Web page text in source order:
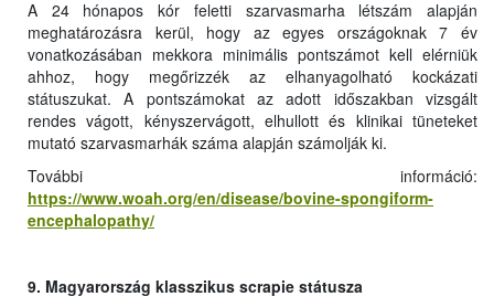
A 24 hónapos kór feletti szarvasmarha létszám alapján
meghatározásra kerül, hogy az egyes országoknak 7 év
vonatkozásában mekkora minimális pontszámot kell elérniük
ahhoz, hogy megőrizzék az elhanyagolható kockázati
státuszukat. A pontszámokat az adott időszakban vizsgált
rendes vágott, kényszervágott, elhullott és klinikai tüneteket
mutató szarvasmarhák száma alapján számolják ki.
További információ:
https://www.woah.org/en/disease/bovine-spongiform-
encephalopathy/
9. Magyarország klasszikus scrapie státusza